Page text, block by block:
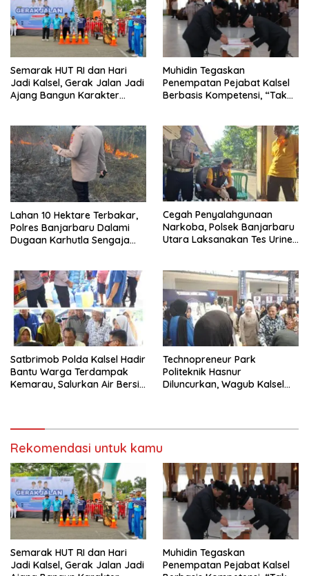
Semarak HUT RI dan Hari
Jadi Kalsel, Gerak Jalan Jadi
Ajang Bangun Karakter
Muhidin Tegaskan
Penempatan Pejabat Kalsel
Berbasis Kompetensi, “Tak
Lahan 10 Hektare Terbakar,
Polres Banjarbaru Dalami
Dugaan Karhutla Sengaja
Cegah Penyalahgunaan
Narkoba, Polsek Banjarbaru
Utara Laksanakan Tes Urine
Satbrimob Polda Kalsel Hadir
Bantu Warga Terdampak
Kemarau, Salurkan Air Bersih
Technopreneur Park
Politeknik Hasnur
Diluncurkan, Wagub Kalsel
Rekomendasi untuk kamu
Semarak HUT RI dan Hari
Jadi Kalsel, Gerak Jalan Jadi
Muhidin Tegaskan
Penempatan Pejabat Kalsel